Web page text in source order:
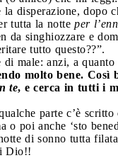
disperazione, dopo
tutta la notte per
da singhiozzare e
tutto questo??”.
male: anzi, a
molto bene. Così
te, e cerca in tutti i
parte c’è scritto
o poi anche ‘sto
di sonno tutta
Dio!!